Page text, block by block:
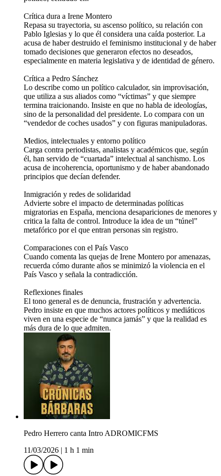
Crítica dura a Irene Montero
Repasa su trayectoria, su ascenso político, su relación con
Pablo Iglesias y lo que él considera una caída posterior. La
acusa de haber destruido el feminismo institucional y de haber
tomado decisiones que generaron efectos no deseados,
especialmente en materia legislativa y de identidad de género.
Crítica a Pedro Sánchez
Lo describe como un político calculador, sin improvisación,
que utiliza a sus aliados como “víctimas” y que siempre
termina traicionando. Insiste en que no habla de ideologías,
sino de la personalidad del presidente. Lo compara con un
“vendedor de coches usados” y con figuras manipuladoras.
Medios, intelectuales y entorno político
Carga contra periodistas, analistas y académicos que, según
él, han servido de “cuartada” intelectual al sanchismo. Los
acusa de incoherencia, oportunismo y de haber abandonado
principios que decían defender.
Inmigración y redes de solidaridad
Advierte sobre el impacto de determinadas políticas
migratorias en España, menciona desapariciones de menores y
critica la falta de control. Introduce la idea de un “túnel”
metafórico por el que entran personas sin registro.
Comparaciones con el País Vasco
Cuando comenta las quejas de Irene Montero por amenazas,
recuerda cómo durante años se minimizó la violencia en el
País Vasco y señala la contradicción.
Reflexiones finales
El tono general es de denuncia, frustración y advertencia.
Pedro insiste en que muchos actores políticos y mediáticos
viven en una especie de “nunca jamás” y que la realidad es
más dura de lo que admiten.
Pedro Herrero canta Intro ADROMICFMS
11/03/2026
1 h 1 min